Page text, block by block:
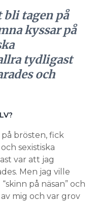
bli tagen på
kyssar på
tydligast
och
brösten, fick
sexistiska
var att jag
Men jag ville
på näsan” och
mig och var grov